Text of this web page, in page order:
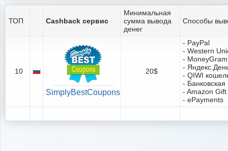
ТОП Cashback сервис
Минимальная
сумма вывода
денег
Способы
10
SimplyBestCoupons
20$
- PayPal
- Western
- MoneyGram
-
- QIWI
-
- Amazon
- ePayments